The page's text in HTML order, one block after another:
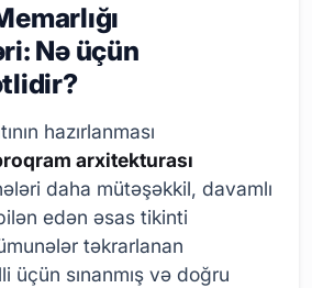
Nə üçün
hazırlanması
arxitekturası
daha mütəşəkkil, davamlı
edən əsas tikinti
təkrarlanan
üçün sınanmış və doğru